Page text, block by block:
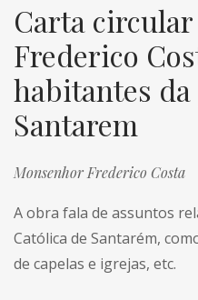
Carta
Frederico
habitantes
Santarem
Monsenhor Frederico Costa
A obra fala de assuntos
Católica de Santarém,
de capelas e igrejas, etc.